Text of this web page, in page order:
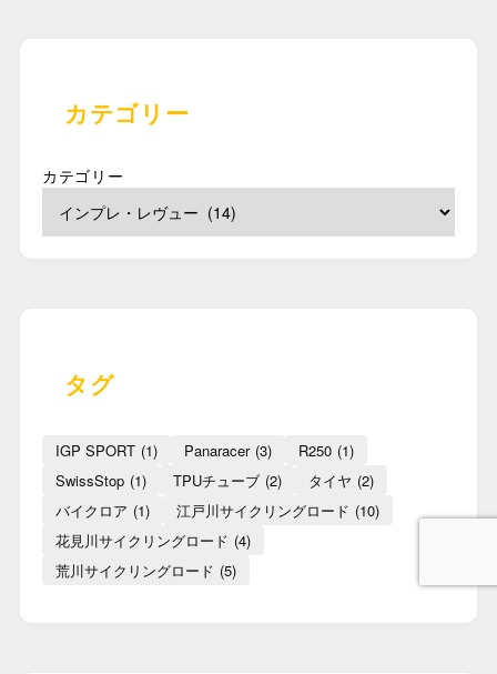
カテゴリー
カテゴリー
タグ
IGP SPORT (1) Panaracer (3) R250 (1)
SwissStop (1) TPUチューブ (2) タイヤ (2)
バイクロア (1) 江戸川サイクリングロード (10)
花見川サイクリングロード (4)
荒川サイクリングロード (5)